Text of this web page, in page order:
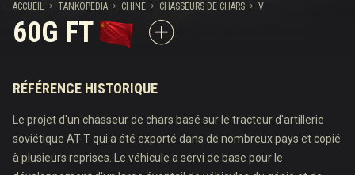
ACCUEIL TANKOPEDIA CHINE CHASSEURS DE CHARS V
60G FT
RÉFÉRENCE HISTORIQUE
Le projet d'un chasseur de chars basé sur le tracteur d'artillerie
soviétique AT-T qui a été exporté dans de nombreux pays et copié
à plusieurs reprises. Le véhicule a servi de base pour le